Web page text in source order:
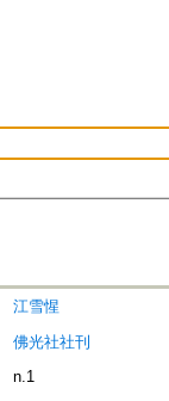
江雪惺
佛光社社刊
n.1